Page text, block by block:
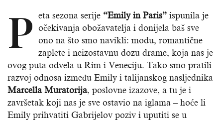
P eta sezona serije “Emily in Paris” ispunila je
očekivanja obožavatelja i donijela baš sve
ono na što smo navikli: modu, romantične
zaplete i neizostavnu dozu drame, koja nas je
ovog puta odvela u Rim i Veneciju. Tako smo pratili
razvoj odnosa između Emily i talijanskog nasljednika
Marcella Muratorija, poslovne izazove, a tu je i
završetak koji nas je sve ostavio na iglama – hoće li
Emily prihvatiti Gabrijelov poziv i uputiti se u